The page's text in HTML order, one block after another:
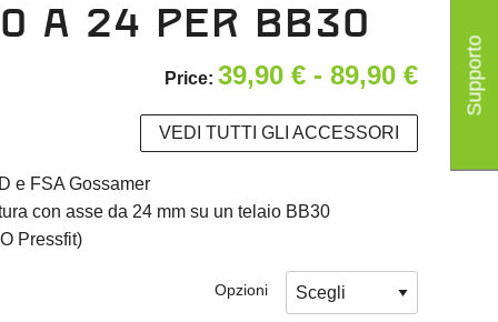
a 24 per BB30
Price: 39,90 € - 89,90 €Fascia
di
VEDI TUTTI GLI ACCESSORI
e FSA Gossamer
con asse da 24 mm su un telaio BB30
Pressfit)
Opzioni
Supporto